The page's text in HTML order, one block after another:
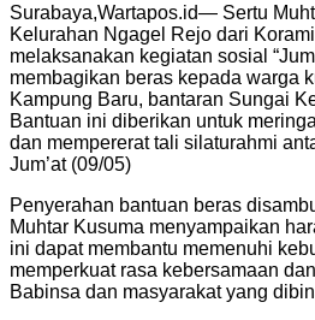
Surabaya,Wartapos.id— Sertu
Kelurahan Ngagel Rejo dari
melaksanakan kegiatan sosial
membagikan beras kepada warga
Kampung Baru, bantaran Sungai
Bantuan ini diberikan untuk
dan mempererat tali silaturahmi
Jum’at (09/05)
Penyerahan bantuan beras
Muhtar Kusuma menyampaikan
ini dapat membantu memenuhi
memperkuat rasa kebersamaan
Babinsa dan masyarakat yang